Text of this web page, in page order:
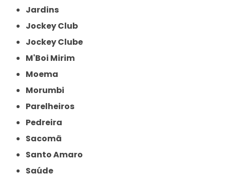
Jardins
Jockey Club
Jockey Clube
M'Boi Mirim
Moema
Morumbi
Parelheiros
Pedreira
Sacomã
Santo Amaro
Saúde